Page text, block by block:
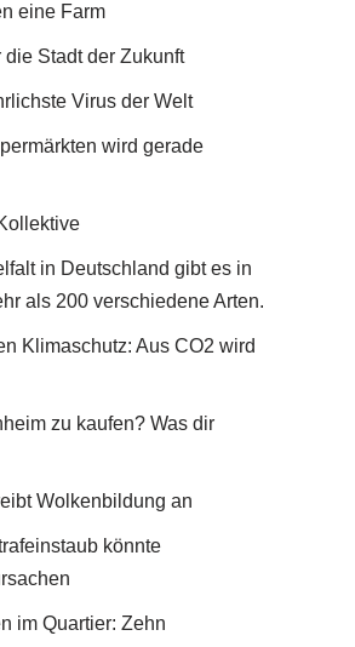
eine Farm
Stadt der Zukunft
Virus der Welt
wird gerade
in Deutschland gibt es in
als 200 verschiedene Arten.
Klimaschutz: Aus CO2 wird
zu kaufen? Was dir
Wolkenbildung an
könnte
im Quartier: Zehn